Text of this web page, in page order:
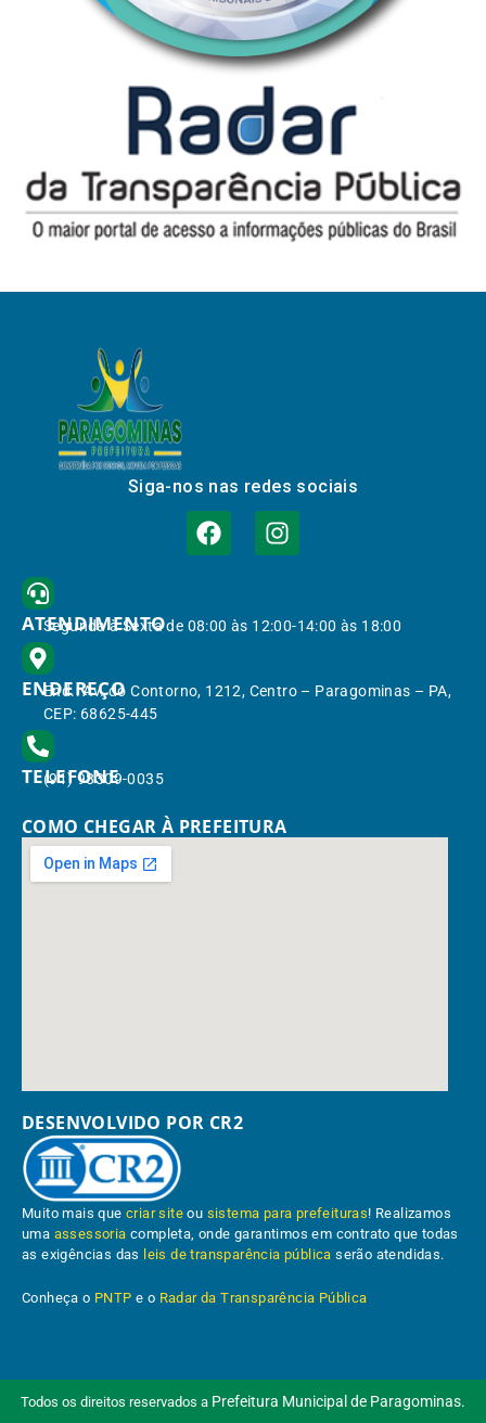
Siga-nos nas redes sociais
ATENDIMENTO
Segunda à Sexta de 08:00 às 12:00-14:00 às 18:00
ENDEREÇO
End.: Av. do Contorno, 1212, Centro – Paragominas – PA,
CEP: 68625-445
TELEFONE
(91) 98309-0035
COMO CHEGAR À PREFEITURA
DESENVOLVIDO POR CR2
Muito mais quecriar site ou sistema para prefeituras! Realizamos
uma assessoria completa, onde garantimos em contrato que todas
as exigências das leis de transparência pública serão atendidas.
Conheça o PNTP e o Radar da Transparência Pública
Todos os direitos reservados a Prefeitura Municipal de Paragominas.